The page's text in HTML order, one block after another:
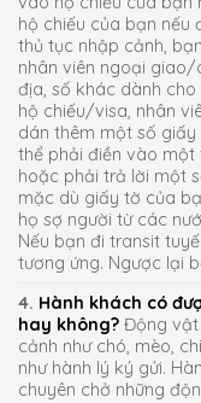
hộ chiếu của bạn nếu
thủ tục nhập cảnh,
nhân viên ngoại
địa, số khác dành
hộ chiếu/visa, nhân
dán thêm một số
thể phải điền vào
hoặc phải trả lời một
mặc dù giấy tờ của
họ sợ người từ các
Nếu bạn đi transit
tương ứng. Ngược lại
4. Hành khách có
hay không? Động vật
cảnh như chó, mèo,
như hành lý ký gửi.
chuyên chở những